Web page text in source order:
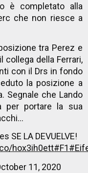
è completato alla
che non riesce a
tra Perez e
della Ferrari,
con il Drs in fondo
la posizione a
Segnale che Lando
per portare la sua
SE LA DEVUELVE!
hox3ih0ett#F1
11, 2020